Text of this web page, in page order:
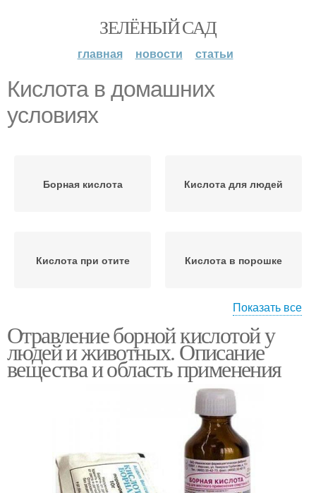
ЗЕЛЁНЫЙ САД
главная новости статьи
Кислота в домашних
условиях
Борная кислота Кислота для людей
Кислота при отите Кислота в порошке
Кислота в ухо Кислота при болезнях
Кислота для уха
Показать все
Отравление борной кислотой у
людей и животных. Описание
вещества и область применения